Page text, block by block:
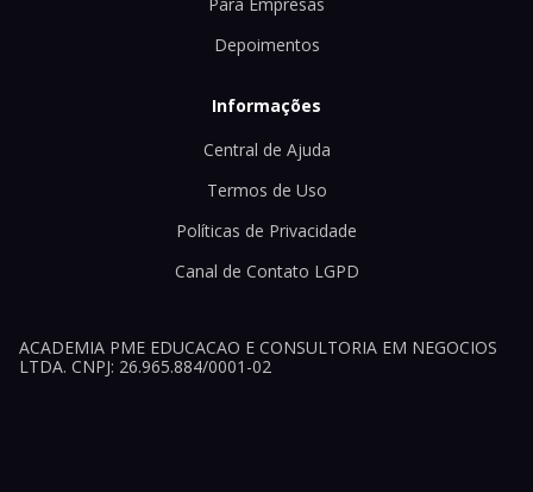
Depoimentos
Informações
Central de Ajuda
Termos de Uso
Políticas de Privacidade
Canal de Contato LGPD
ACADEMIA PME EDUCACAO E CONSULTORIA EM NEGOCIOS
LTDA. CNPJ: 26.965.884/0001-02